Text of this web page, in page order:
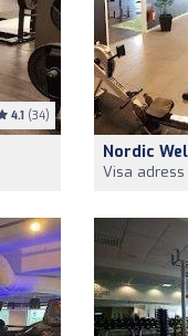
4.1 (34)
Nordic
Visa